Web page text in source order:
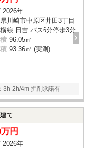
2026年
川崎市中原区井田3丁目
線 日吉 バス6分停歩3分
96.05㎡
93.36㎡ (実測)
3h-2h/4m 掘削承諾有
て
円
2026年